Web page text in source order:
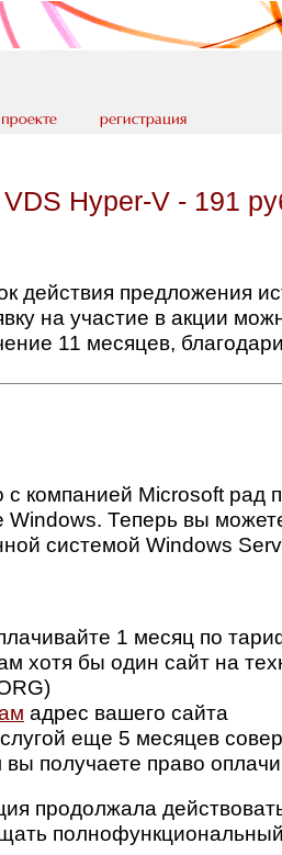
Hyper-V - 191
действия предложения
на участие в акции
11 месяцев,
с компанией Microsoft
Теперь вы
системой Windows
1 месяц по
хотя бы один сайт на
адрес вашего сайта
еще 5 месяцев
получаете право
продолжала